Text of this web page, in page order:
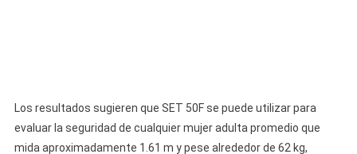
Los resultados sugieren que SET 50F se puede utilizar para
evaluar la seguridad de cualquier mujer adulta promedio que
mida aproximadamente 1.61 m y pese alrededor de 62 kg,